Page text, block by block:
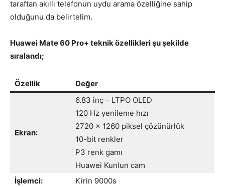
taraftan akıllı telefonun uydu arama özelliğine sahip
olduğunu da belirtelim.
Huawei Mate 60 Pro+ teknik özellikleri şu şekilde
sıralandı;
Özellik Değer
Ekran:
6.83 inç – LTPO OLED
120 Hz yenileme hızı
2720 x 1260 piksel çözünürlük
10-bit renkler
P3 renk gamı
Huawei Kunlun cam
İşlemci:
Kirin 9000s